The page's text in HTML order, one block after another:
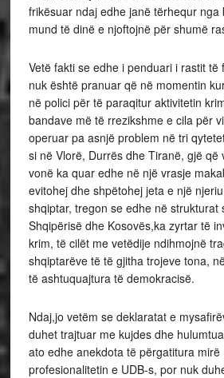
frikësuar ndaj edhe janë tërhequr nga
mund të dinë e njoftojnë për shumë
Vetë fakti se edhe i penduari i rastit të
nuk është pranuar që në momentin
në polici për të paraqitur aktivitetin
bandave më të rrezikshme e cila për
operuar pa asnjë problem në tri
si në Vlorë, Durrës dhe Tiranë, gjë që
vonë ka quar edhe në një vrasje
evitohej dhe shpëtohej jeta e një
shqiptar, tregon se edhe në strukturat
Shqipërisë dhe Kosovës,ka zyrtar të
krim, të cilët me vetëdije ndihmojnë
shqiptarëve të të gjitha trojeve tona,
të ashtuquajtura të demokracisë.
Ndaj,jo vetëm se deklaratat e
duhet trajtuar me kujdes dhe
ato edhe anekdota të përgatitura
profesionalitetin e UDB-s, por nuk